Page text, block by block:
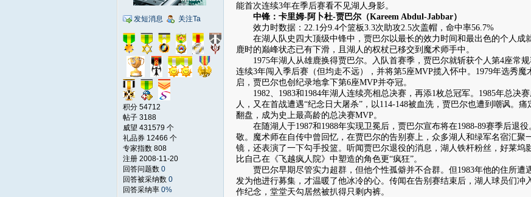
发短消息 关注Ta
积分 54712
帖子 3188
威望 431579 个
礼品券 12466 个
专家指数 808
注册 2008-11-20
回答问题数 0
回答被采纳数 0
回答采纳率 0%
能首次连续3年在季后赛看不见湖人身影。
中锋：卡里姆-阿卜杜-贾巴尔（Kareem Abdul-Jabbar）
效力时数据：22.1分9.4个篮板3.3次助攻2.5次盖帽，命中率56.7%
在湖人队史四大顶级中锋中，贾巴尔以最长的效力时间和最出色的个人成
鹿时的巅峰状态已有下滑，且湖人的权杖已移交到魔术师手中。
1975年湖人从雄鹿换得贾巴尔。入队首赛季，贾巴尔就斩获个人第4座常规
连续3年闯入季后赛（但均走不远），并将第5座MVP揽入怀中。1979年选秀
启，贾巴尔也创纪录地拿下第6座MVP并夺冠。
1982、1983和1984年湖人连续亮相总决赛，再添1枚总冠军。1985年总决
人，又在首战遭遇“纪念日大屠杀”，以114-148被血洗，贾巴尔也遭到嘲讽。
翻盘，成为史上最高龄的总决赛MVP。
在随湖人于1987和1988年实现卫冕后，贾巴尔宣布将在1988-89赛季后退
敬。魔术师在自传中曾回忆，在贾巴尔的告别赛上，众多湖人和绿军名宿汇聚
镜，还表演了一下勾手投篮。听闻贾巴尔退役的消息，湖人铁杆粉丝，好莱坞
比自己在《飞越疯人院》中塑造的角色更“疯狂”。
贾巴尔早期尽管实力超群，但他个性孤僻并不合群。但1983年他的住所遭
发为他进行募集，才温暖了他冰冷的心。传闻在告别赛结束后，湖人球员们冲
作纪念，堂堂天勾居然被扒得只剩内裤。